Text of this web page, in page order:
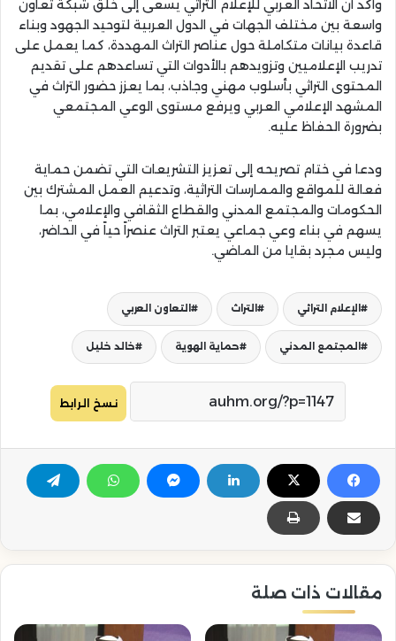
وأكد أن الاتحاد العربي للإعلام التراثي يسعى إلى خلق شبكة تعاون
واسعة بين مختلف الجهات في الدول العربية لتوحيد الجهود وبناء
قاعدة بيانات متكاملة حول عناصر التراث المهددة، كما يعمل على
تدريب الإعلاميين وتزويدهم بالأدوات التي تساعدهم على تقديم
المحتوى التراثي بأسلوب مهني وجاذب، بما يعزز حضور التراث في
المشهد الإعلامي العربي ويرفع مستوى الوعي المجتمعي
بضرورة الحفاظ عليه.
ودعا في ختام تصريحه إلى تعزيز التشريعات التي تضمن حماية
فعالة للمواقع والممارسات التراثية، وتدعيم العمل المشترك بين
الحكومات والمجتمع المدني والقطاع الثقافي والإعلامي، بما
يسهم في بناء وعي جماعي يعتبر التراث عنصراً حياً في الحاضر،
وليس مجرد بقايا من الماضي.
الإعلام التراثي التراث التعاون العربي
المجتمع المدني حماية الهوية خالد خليل
نسخ الرابط
مقالات ذات صلة